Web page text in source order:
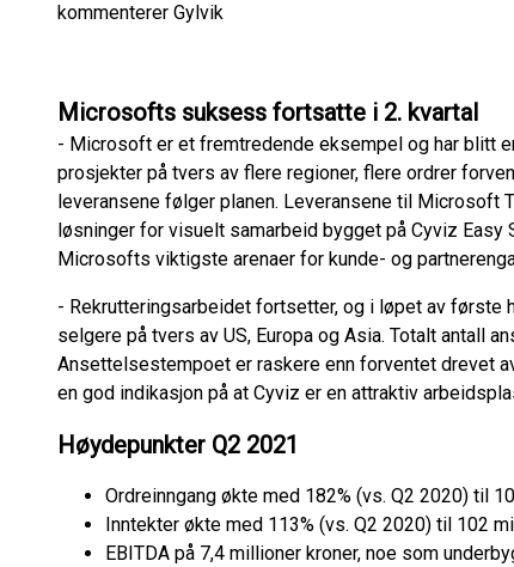
kommenterer Gylvik
Microsofts suksess fortsatte i 2. kvartal
- Microsoft er et fremtredende eksempel og har blitt
prosjekter på tvers av flere regioner, flere ordrer
leveransene følger planen. Leveransene til Microsoft
løsninger for visuelt samarbeid bygget på Cyviz
Microsofts viktigste arenaer for kunde- og
- Rekrutteringsarbeidet fortsetter, og i løpet av første
selgere på tvers av US, Europa og Asia. Totalt antall
Ansettelsestempoet er raskere enn forventet drevet
en god indikasjon på at Cyviz er en attraktiv
Høydepunkter Q2 2021
Ordreinngang økte med 182% (vs. Q2 2020) til
Inntekter økte med 113% (vs. Q2 2020) til 102
EBITDA på 7,4 millioner kroner, noe som